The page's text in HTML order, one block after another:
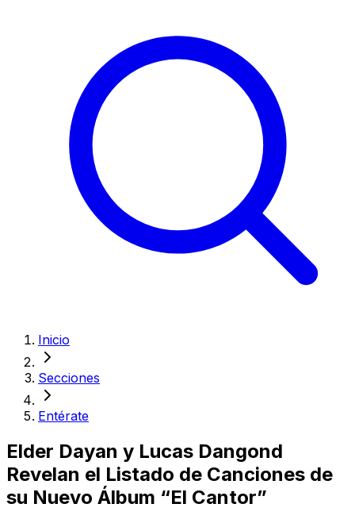
Inicio
Secciones
Entérate
Elder Dayan y Lucas Dangond
Revelan el Listado de Canciones de
su Nuevo Álbum “El Cantor”